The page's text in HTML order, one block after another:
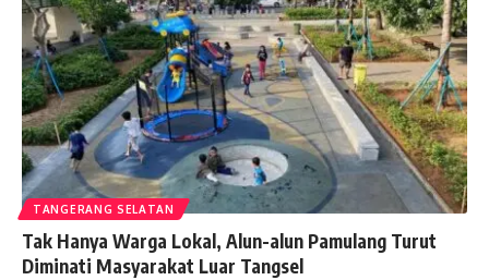
TANGERANG SELATAN
Tak Hanya Warga Lokal, Alun-alun Pamulang Turut
Diminati Masyarakat Luar Tangsel